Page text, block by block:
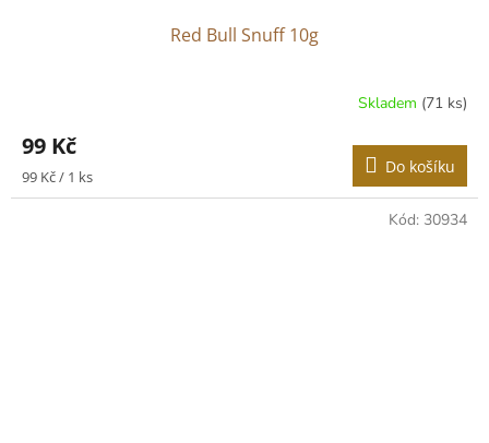
Red Bull Snuff 10g
Skladem (71 ks)
99 Kč
Měrná
cena:
99 Kč / 1 ks Do košíku
Kód: 30934